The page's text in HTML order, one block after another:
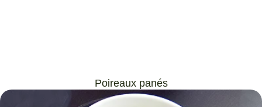
Poireaux panés